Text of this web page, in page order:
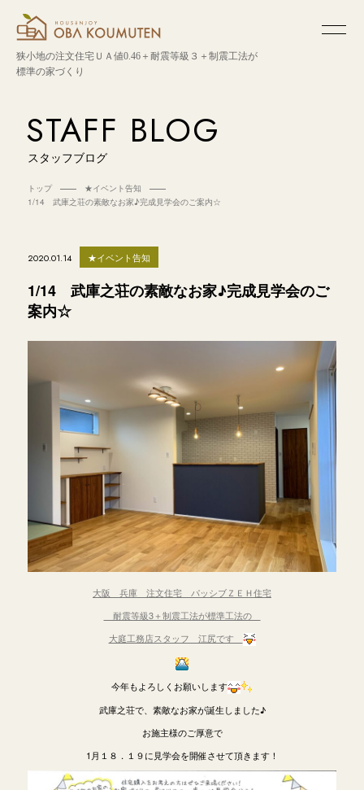
狭小地の注文住宅ＵＡ値0.46＋耐震等級３＋制震工法が
標準の家づくり
STAFF BLOG
スタッフブログ
トップ
★イベント告知
1/14 武庫之荘の素敵なお家♪完成見学会のご案内☆
2020.01.14 ★イベント告知
1/14 武庫之荘の素敵なお家♪完成見学会のご
案内☆
大阪 兵庫 注文住宅 パッシブＺＥＨ住宅
耐震等級3＋制震工法が標準工法の
大庭工務店スタッフ 江尻です
今年もよろしくお願いします
武庫之荘で、素敵なお家が誕生しました♪
お施主様のご厚意で
1月１８．１９に見学会を開催させて頂きます！